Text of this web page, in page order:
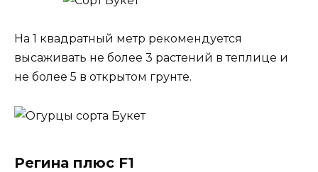
На 1 квадратный метр рекомендуется
высаживать не более 3 растений в теплице и
не более 5 в открытом грунте.
Регина плюс F1